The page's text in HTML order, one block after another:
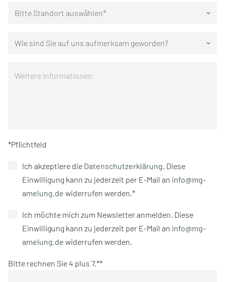
Bitte Standort auswählen* keyboard_arrow_down
Wie sind Sie auf uns aufmerksam geworden? keyboard_arrow_down
*Pflichtfeld
Ich akzeptiere die Datenschutzerklärung . Diese
Einwilligung kann zu jederzeit per E-Mail an info@mg-
amelung.de widerrufen werden.*
Ich möchte mich zum Newsletter anmelden. Diese
Einwilligung kann zu jederzeit per E-Mail an info@mg-
amelung.de widerrufen werden.
Bitte rechnen Sie 4 plus 7.*